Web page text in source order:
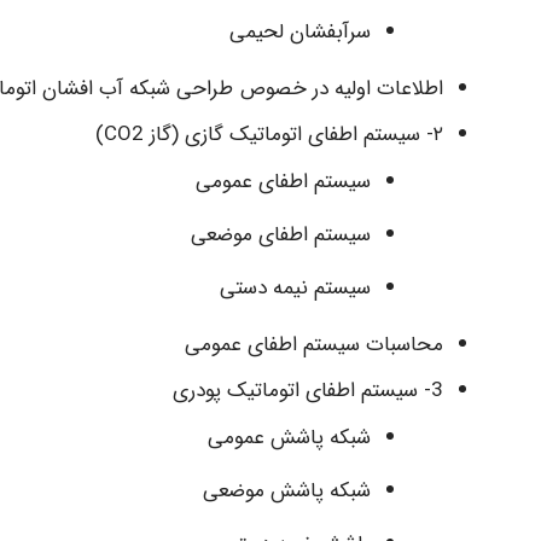
سرآبفشان لحیمی
اطلاعات اولیه در خصوص طراحی شبکه آب افشان
۲- سیستم اطفای اتوماتیک گازی (گاز CO2)
سیستم اطفای عمومی
سیستم اطفای موضعی
سیستم نیمه دستی
محاسبات سیستم اطفای عمومی
3- سیستم اطفای اتوماتیک پودری
شبکه پاشش عمومی
شبکه پاشش موضعی